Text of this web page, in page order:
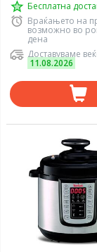
Бесплатна
Враќањето на
возможно во
дена
Доставуваме
11.08.2026